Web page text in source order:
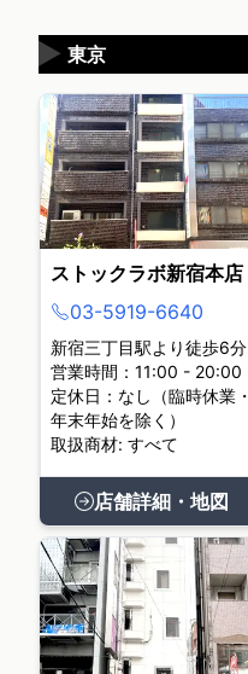
東京
▶
ストックラボ新宿本店
03-5919-6640
新宿三丁目駅より徒歩6分
営業時間：11:00 - 20:00
定休日：なし（臨時休業・
年末年始を除く）
取扱商材: すべて
店舗詳細・地図